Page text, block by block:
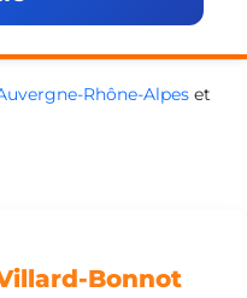
Rhône-Alpes et
Bonnot